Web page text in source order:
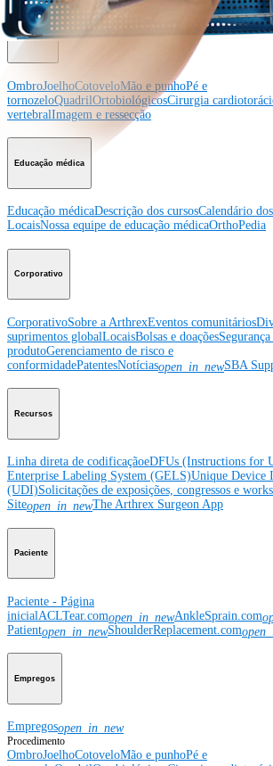
Producto
OmbroJoelhoCotoveloMão e punhoPé e
tornozeloQuadrilOrtobiológicosCirurgia
vertebralImagem e ressecção
Educação médica
Educação médicaDescrição dos cursosCalendário
LocaisNossa equipe de educação médicaOrthoPedia
Corporativo
CorporativoSobre a ArthrexEventos comunitários
suprimentos globalLocaisBolsas e doações
produtoGerenciamento de risco e
conformidadePatentesNotíciasopen_in_newSBA
Recursos
Linha direta de codificaçãoeDFUs (Instructions for
Enterprise Labeling System (GELS)Unique Device
(UDI)Solicitações de exposições, congressos e
Siteopen_in_newThe Arthrex Surgeon App
Paciente
Paciente - Página
inicialACLTear.comopen_in_newAnkleSprain.com
Patientopen_in_newShoulderReplacement.com
Empregos
Empregosopen_in_new
Procedimento
OmbroJoelhoCotoveloMão e punhoPé e